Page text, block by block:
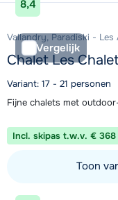
8,4
Vergelijk
Vallandry, Paradiski - Les
Chalet Les
Variant: 17 - 21 personen
Fijne chalets met
Incl. skipas t.w.v. € 368
Toon
Bekijk accommodatie